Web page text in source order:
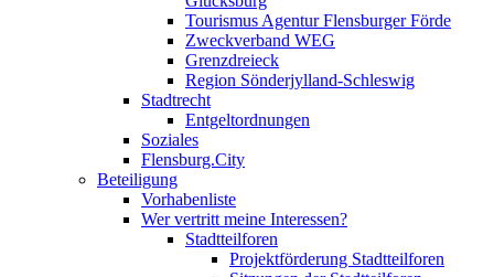
Tourismus Agentur Flensburger Förde
Zweckverband WEG
Grenzdreieck
Region Sönderjylland-Schleswig
Stadtrecht
Entgeltordnungen
Soziales
Flensburg.City
Beteiligung
Vorhabenliste
Wer vertritt meine Interessen?
Stadtteilforen
Projektförderung Stadtteilforen